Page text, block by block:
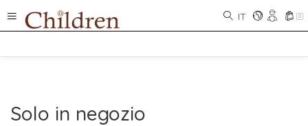
IT 0
Solo in negozio